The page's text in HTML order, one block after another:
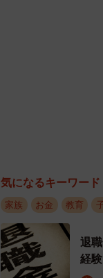
「6年間安心して使
がえました。
▽その他：5.2% お
気になるキーワード
家族 お金 教育
退
経